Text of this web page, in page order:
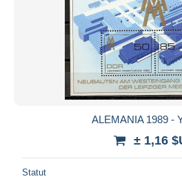
ALEMANIA 1989 -
± 1,16
Statut